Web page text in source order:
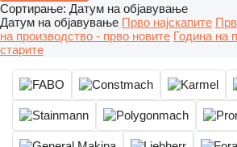
Сортирање: Датум на објавување
Датум на објавување Прво најскапите
на производство - прво новите Година на
старите